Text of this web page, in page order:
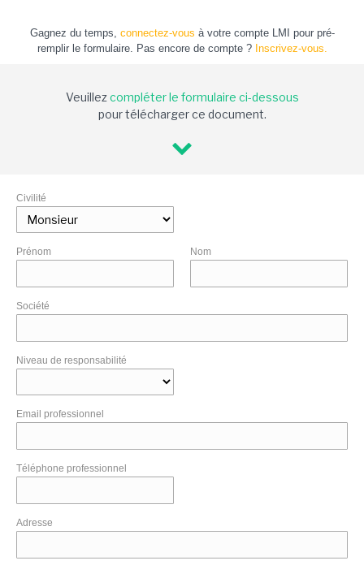
Gagnez du temps, connectez-vous à votre compte LMI pour pré-
remplir le formulaire. Pas encore de compte ? Inscrivez-vous.
Veuillezcompléter le formulaire ci-dessous
pour télécharger ce document.
Civilité
Prénom Nom
Société
Niveau de responsabilité
Email professionnel
Téléphone professionnel
Adresse